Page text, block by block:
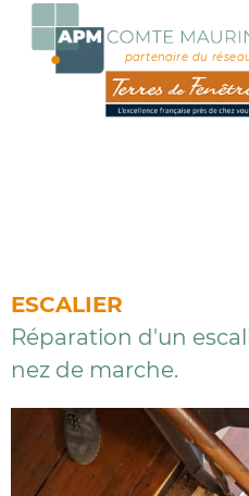
partenaire du
ESCALIER
Réparation d'un
nez de marche.